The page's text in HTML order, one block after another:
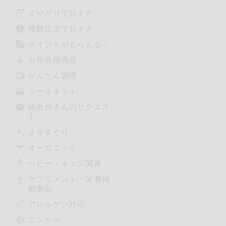
よりどりでおトク
複数注文でおトク
ポイントがもらえる！
お弁当用商品
かんたん調理
ミールキット
組合員さんのリクエス
よりすぐり
オーガニック
ベビー・キッズ関連
サプリメント・栄養補
アレルゲン対応
エシカル